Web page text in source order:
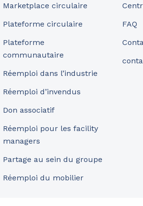
Marketplace circulaire
Plateforme circulaire
Plateforme
communautaire
Réemploi dans l’industrie
Réemploi d’invendus
Don associatif
Réemploi pour les facility
managers
Partage au sein du groupe
Réemploi du mobilier
FAQ